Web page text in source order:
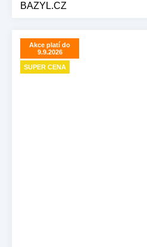
BAZYL.CZ
Akce platí do
9.9.2026
SUPER CENA